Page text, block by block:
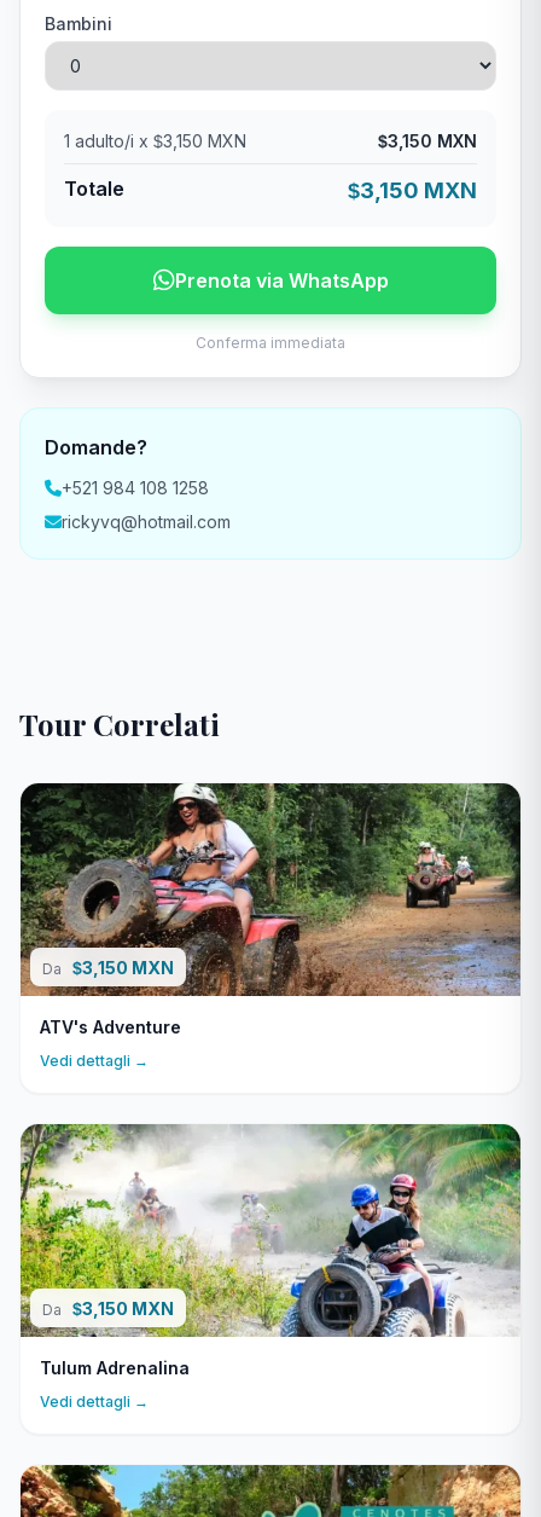
Bambini
1 adulto/i x $3,150 MXN $3,150 MXN
Totale $3,150 MXN
Prenota via WhatsApp
Conferma immediata
Domande?
+521 984 108 1258
rickyvq@hotmail.com
Tour Correlati
Da $3,150 MXN
ATV's Adventure
Vedi dettagli →
Da $3,150 MXN
Tulum Adrenalina
Vedi dettagli →